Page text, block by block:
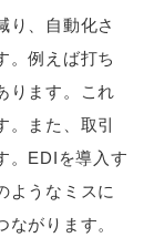
り、自動化さ
。例えば打ち
ります。これ
。また、取引
。EDIを導入す
ようなミスに
がります。